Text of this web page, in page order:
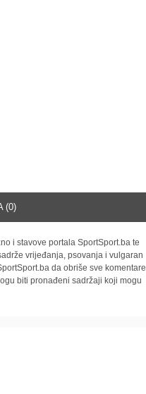
(0)
i stavove portala SportSport.ba te
vrijeđanja, psovanja i vulgaran
da obriše sve komentare
biti pronađeni sadržaji koji mogu